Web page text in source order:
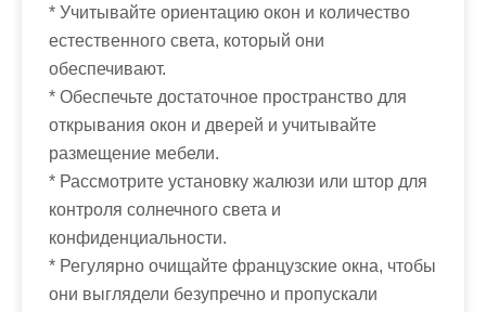
* Учитывайте ориентацию окон и количество
естественного света, который они
обеспечивают.
* Обеспечьте достаточное пространство для
открывания окон и дверей и учитывайте
размещение мебели.
* Рассмотрите установку жалюзи или штор для
контроля солнечного света и
конфиденциальности.
* Регулярно очищайте французские окна, чтобы
они выглядели безупречно и пропускали